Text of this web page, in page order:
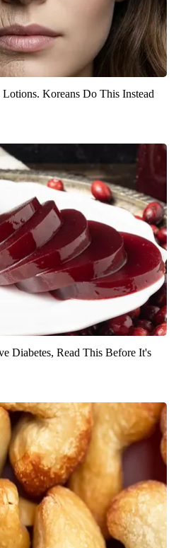
Koreans Do This Instead
Diabetes, Read This Before It's